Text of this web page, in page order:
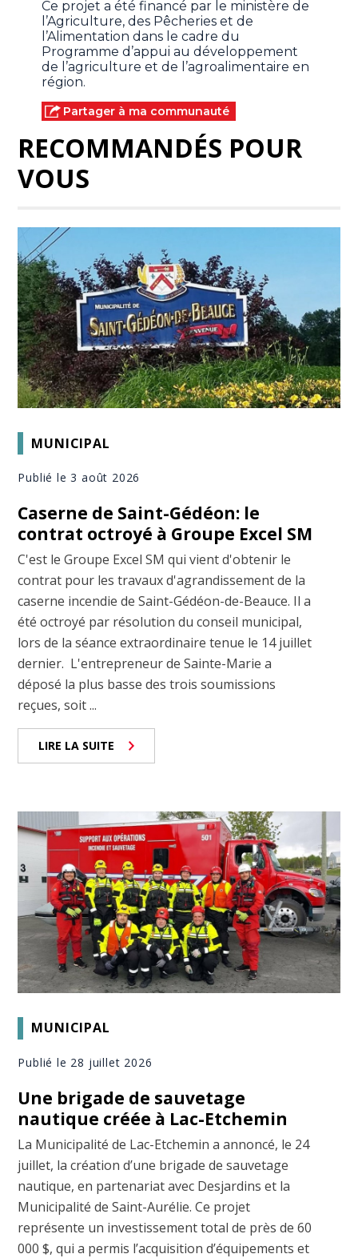
Ce projet a été financé par le ministère de
l’Agriculture, des Pêcheries et de
l’Alimentation dans le cadre du
Programme d’appui au développement
de l’agriculture et de l’agroalimentaire en
région.
Partager à ma communauté
RECOMMANDÉS POUR
VOUS
MUNICIPAL
Publié le 3 août 2026
Caserne de Saint-Gédéon: le
contrat octroyé à Groupe Excel SM
C'est le Groupe Excel SM qui vient d'obtenir le
contrat pour les travaux d'agrandissement de la
caserne incendie de Saint-Gédéon-de-Beauce. Il a
été octroyé par résolution du conseil municipal,
lors de la séance extraordinaire tenue le 14 juillet
dernier. L'entrepreneur de Sainte-Marie a
déposé la plus basse des trois soumissions
reçues, soit ...
LIRE LA SUITE
MUNICIPAL
Publié le 28 juillet 2026
Une brigade de sauvetage
nautique créée à Lac-Etchemin
La Municipalité de Lac-Etchemin a annoncé, le 24
juillet, la création d’une brigade de sauvetage
nautique, en partenariat avec Desjardins et la
Municipalité de Saint-Aurélie. Ce projet
représente un investissement total de près de 60
000 $, qui a permis l’acquisition d’équipements et